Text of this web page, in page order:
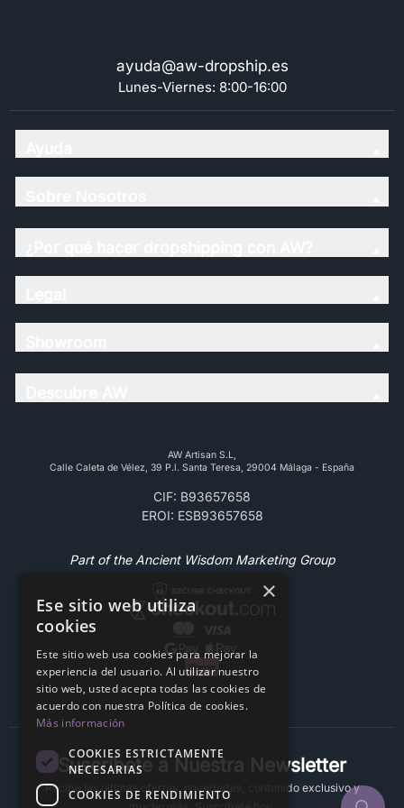
ayuda@aw-dropship.es
Lunes-Viernes: 8:00-16:00
AW Artisan S.L,
Calle Caleta de Vélez, 39 P.l. Santa Teresa, 29004 Málaga - España
CIF: B93657658
EROI: ESB93657658
Part of the Ancient Wisdom Marketing Group
Suscríbete a Nuestra Newsletter
Recibe las últimas ofertas, novedades, contenido exclusivo y
×
Ese sitio web utiliza
cookies
Este sitio web usa cookies para mejorar la
experiencia del usuario. Al utilizar nuestro
sitio web, usted acepta todas las cookies de
acuerdo con nuestra Política de cookies.
Más información
COOKIES ESTRICTAMENTE
NECESARIAS
COOKIES DE RENDIMIENTO